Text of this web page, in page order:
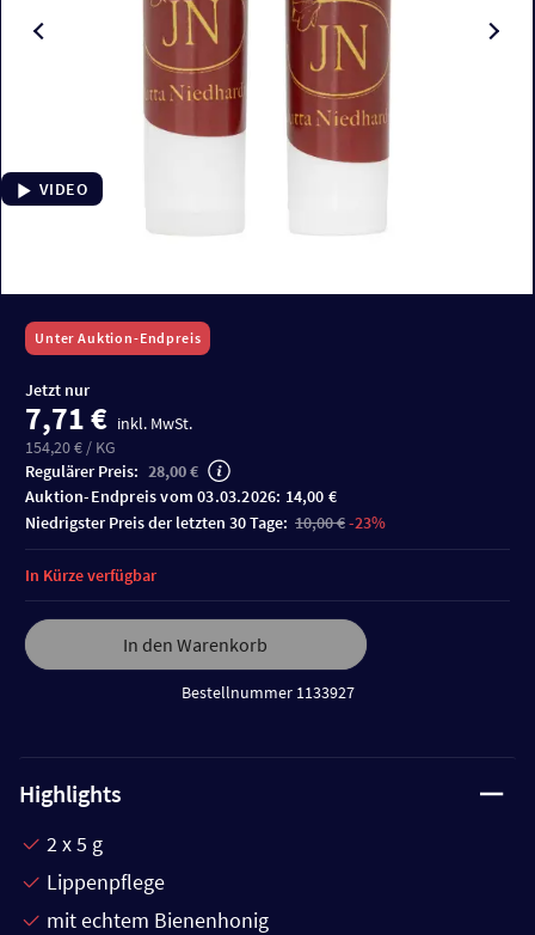
VIDEO
Unter Auktion-Endpreis
Jetzt nur
7,71 € inkl. MwSt.
154,20 € / KG
Regulärer Preis: 28,00 €
Auktion-Endpreis vom 03.03.2026: 14,00 €
niedrigster Preis der letzten 30 Tage: 10,00 €-23%
In den Warenkorb
Bestellnummer 1133927
In Kürze verfügbar
Highlights
2 x 5 g
Lippenpflege
mit echtem Bienenhonig